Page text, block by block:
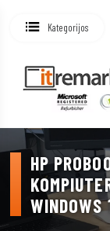
Kategorijos
HP
WINDOWS